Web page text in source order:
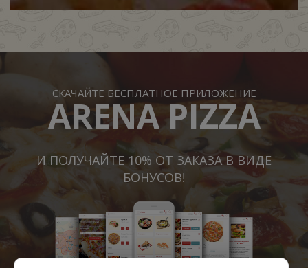
СКАЧАЙТЕ БЕСПЛАТНОЕ ПРИЛОЖЕНИЕ
ARENA PIZZA
И ПОЛУЧАЙТЕ 10% ОТ ЗАКАЗА В ВИДЕ
БОНУСОВ!